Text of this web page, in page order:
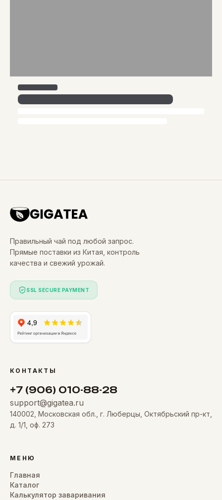
Правильный чай под любой запрос.
Прямые поставки из Китая, контроль
качества и свежий урожай.
SSL SECURE PAYMENT
КОНТАКТЫ
+7 (906) 010-88-28
support@gigatea.ru
140002, Московская обл., г. Люберцы, Октябрьский пр-кт,
д. 1/1, оф. 273
МЕНЮ
Главная
Каталог
Калькулятор заваривания